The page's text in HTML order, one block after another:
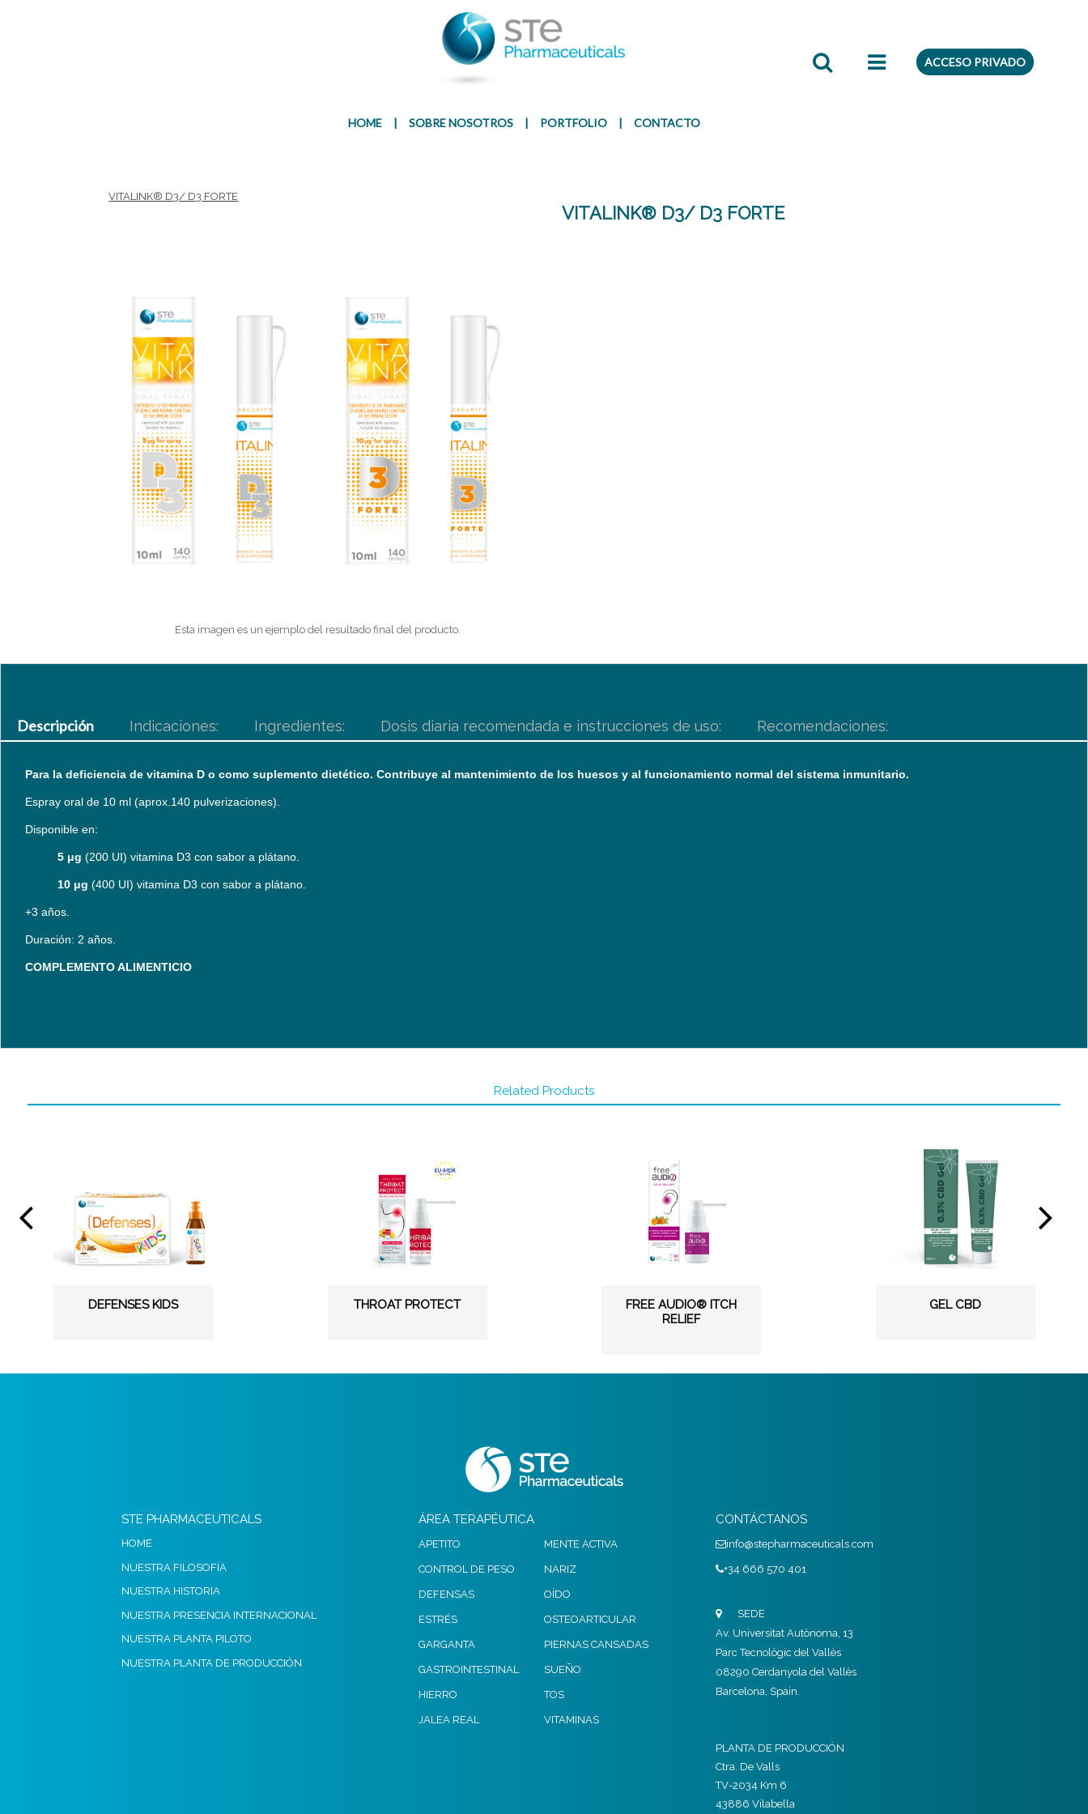
HOME | SOBRE NOSOTROS | PORTFOLIO | CONTACTO
ACCESO PRIVADO
Presentación
VITALINK® D3/ D3 FORTE
Esta imagen es un ejemplo del resultado final del producto.
VITALINK® D3/ D3 FORTE
Descripción Indicaciones: Ingredientes: Dosis diaria recomendada e instrucciones de uso: Recomendaciones:
Para la deficiencia de vitamina D o como suplemento dietético. Contribuye al mantenimiento de los huesos y al funcionamiento normal del sistema inmunitario.
Espray oral de 10 ml (aprox.140 pulverizaciones).
Disponible en:
5 μg (200 UI) vitamina D3 con sabor a plátano.
10 μg (400 UI) vitamina D3 con sabor a plátano.
+3 años.
Duración: 2 años.
COMPLEMENTO ALIMENTICIO
Related Products
DEFENSES KIDS THROAT PROTECT
FREE AUDIO® ITCH
RELIEF
GEL CBD
STE PHARMACEUTICALS
HOME
NUESTRA FILOSOFÍA
NUESTRA HISTORIA
NUESTRA PRESENCIA INTERNACIONAL
NUESTRA PLANTA PILOTO
NUESTRA PLANTA DE PRODUCCIÓN
ÁREA TERAPÉUTICA
APETITO
CONTROL DE PESO
DEFENSAS
ESTRÉS
GARGANTA
GASTROINTESTINAL
HIERRO
JALEA REAL
MENTE ACTIVA
NARIZ
OÍDO
OSTEOARTICULAR
PIERNAS CANSADAS
SUEÑO
TOS
VITAMINAS
CONTÁCTANOS
info@stepharmaceuticals.com
+34 666 570 401
SEDE
Av. Universitat Autònoma, 13
Parc Tecnològic del Vallès
08290 Cerdanyola del Vallès
Barcelona, Spain.
PLANTA DE PRODUCCIÓN
Ctra. De Valls
TV-2034 Km 6
43886 Vilabella